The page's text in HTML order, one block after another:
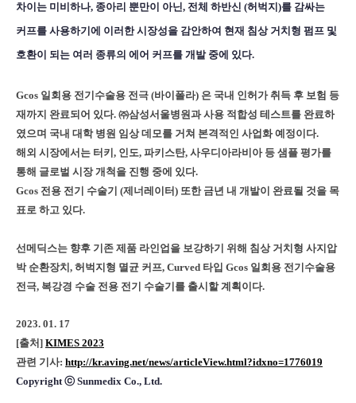
차이는 미비하나, 종아리 뿐만이 아닌, 전체 하반신 (허벅지)를 감싸는
커프를 사용하기에 이러한 시장성을 감안하여 현재 침상 거치형 펌프 및
호환이 되는 여러 종류의 에어 커프를 개발 중에 있다.
Gcos 일회용 전기수술용 전극 (바이폴라) 은 국내 인허가 취득 후 보험 등
재까지 완료되어 있다. ㈜삼성서울병원과 사용 적합성 테스트를 완료하
였으며 국내 대학 병원 임상 데모를 거쳐 본격적인 사업화 예정이다.
해외 시장에서는 터키, 인도, 파키스탄, 사우디아라비아 등 샘플 평가를
통해 글로벌 시장 개척을 진행 중에 있다.
Gcos 전용 전기 수술기 (제너레이터) 또한 금년 내 개발이 완료될 것을 목
표로 하고 있다.
선메딕스는 향후 기존 제품 라인업을 보강하기 위해 침상 거치형 사지압
박 순환장치, 허벅지형 멸균 커프, Curved 타입 Gcos 일회용 전기수술용
전극, 복강경 수술 전용 전기 수술기를 출시할 계획이다.
2023. 01. 17
[출처] KIMES 2023
관련 기사: http://kr.aving.net/news/articleView.html?idxno=1776019
Copyright ⓒ Sunmedix Co., Ltd.